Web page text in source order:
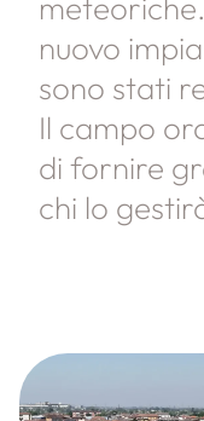
nuovo
sono stati
Il campo
di fornire
chi lo